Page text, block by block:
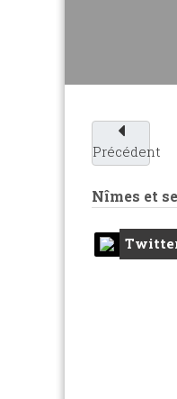
Précédent
Nîmes et